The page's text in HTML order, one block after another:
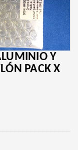
Y
PACK X